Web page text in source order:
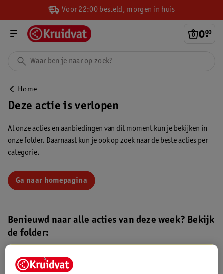
Voor 22:00 besteld, morgen in huis
0.
00
Home
Deze actie is verlopen
Al onze acties en aanbiedingen van dit moment kun je bekijken in
onze folder. Daarnaast kun je ook op zoek naar de beste acties per
categorie.
Ga naar homepagina
Benieuwd naar alle acties van deze week? Bekijk
de folder:
Kruidvat folder